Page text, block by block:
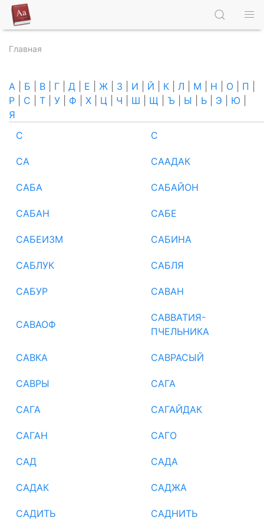
Главная
А Б В Г Д Е Ж З И Й К Л М Н О П
Р
С Т У Ф Х Ц Ч Ш Щ Ъ Ы Ь Э Ю
Я
С
С
СА СААДАК
САБА САБАЙОН
САБАН САБЕ
САБЕИЗМ САБИНА
САБЛУК САБЛЯ
САБУР САВАН
САВАОФ
САВВАТИЯ-
ПЧЕЛЬНИКА
САВКА САВРАСЫЙ
САВРЫ САГА
САГА САГАЙДАК
САГАН САГО
САД САДА
САДАК САДЖА
САДИТЬ САДНИТЬ